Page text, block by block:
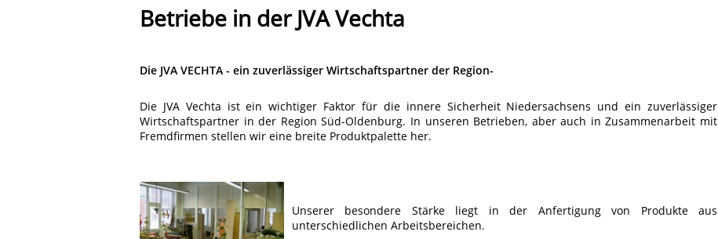
Betriebe in der JVA Vechta
Die JVA VECHTA - ein zuverlässiger Wirtschaftspartner der Region-
Die JVA Vechta ist ein wichtiger Faktor für die innere Sicherheit Niedersachsens und ein zuverlässiger
Wirtschaftspartner in der Region Süd-Oldenburg. In unseren Betrieben, aber auch in Zusammenarbeit mit
Fremdfirmen stellen wir eine breite Produktpalette her.
Unserer besondere Stärke liegt in der Anfertigung von Produkte aus
unterschiedlichen Arbeitsbereichen.